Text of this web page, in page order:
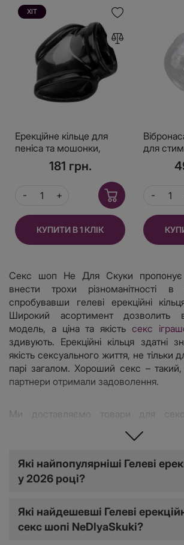
ХІТ
Ерекційне кільце для
пеніса та мошонки,
181 грн.
КУПИТИ В 1 КЛІК
для
Джі
Секс шоп Не Для Скуки пропонує
внести трохи різноманітності в
спробувавши гелеві ерекційні
Широкий асортимент дозволить
модель, а ціна та якість секс
здивують. Ерекційні кільця здатні
якість сексуального життя, не тільки
парі загалом. Хороший секс –
партнери отримали задоволення.
Ми доставляємо товари для
Сплатити покупку можна
Плюси гелевих кілець
Ерекційне кільце, здавалося б,
Які найпопулярніші Гелеві
у 2026 році?
Які найдешевші Гелеві
секс шопі NeDlyaSkuki?